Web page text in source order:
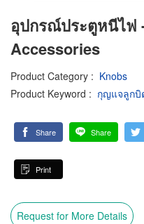
อุปกรณ์ประตูหนีไฟ
Accessories
Product Category : Knobs
Product Keyword : กุญแจลูกบิ
Share Share
Print
Request for More Details